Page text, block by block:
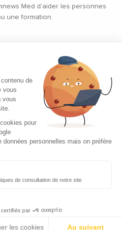
Med d’aider les personnes
une formation.
de la Méditerranée.
réservés
de
vous
vous
pour
personnelles mais on préfère
de consultation de notre site
par
les cookies Au suivant